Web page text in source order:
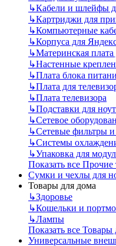
↳Кабели и шлейфы
↳Картриджи для
↳Компьютерные
↳Корпуса для
↳Материнская плата
↳Настенные
↳Плата блока
↳Плата для
↳Плата телевизора
↳Подставки для
↳Сетевое
↳Сетевые фильтры
↳Системы
↳Упаковка для
Показать все Прочие
Сумки и чехлы для
Товары для дома
↳Здоровье
↳Кошельки и
↳Лампы
Показать все Товары
Универсальные